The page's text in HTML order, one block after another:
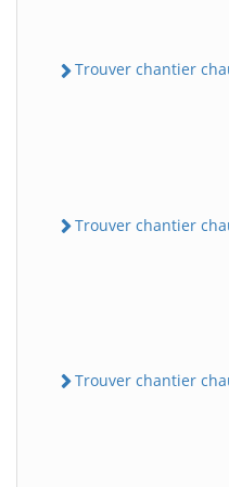
Trouver chantier
Trouver chantier
Trouver chantier